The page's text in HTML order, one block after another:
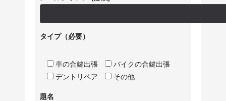
タイプ（必要）
車の合鍵出張
バイクの合鍵出張
デントリペア
その他
題名